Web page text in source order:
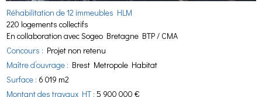
Réhabilitation de 12 immeubles HLM
220 logements collectifs
En collaboration avec Sogeo Bretagne BTP / CMA
Concours : Projet non retenu
Maître d’ouvrage : Brest Metropole Habitat
Surface : 6 019 m2
Montant des travaux HT : 5 900 000 €